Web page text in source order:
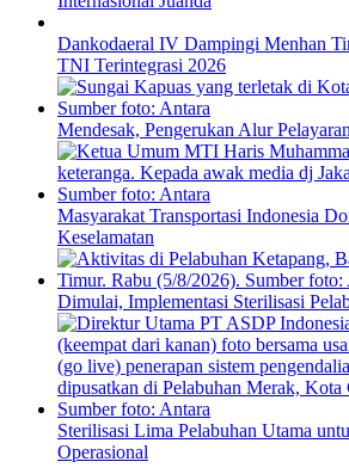
Dankodaeral IV Dampingi Menhan
TNI Terintegrasi 2026
Mendesak, Pengerukan Alur
Masyarakat Transportasi Indonesia
Keselamatan
Dimulai, Implementasi Sterilisasi
Sterilisasi Lima Pelabuhan Utama
Operasional